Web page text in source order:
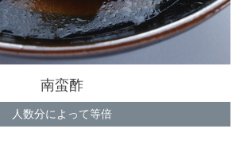
南蛮酢
人数分によって等倍